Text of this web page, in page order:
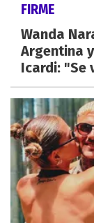
FIRME
Wanda
Argentina
Icardi: "Se